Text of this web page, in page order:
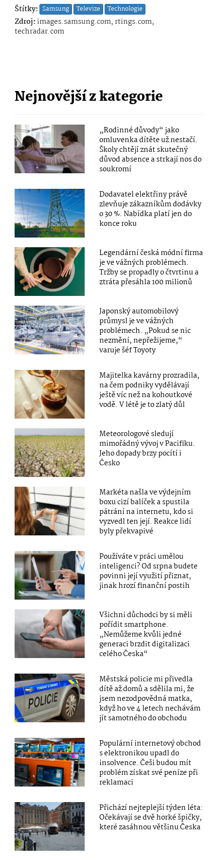
Štítky: Samsung Televize Technologie
Zdroj: images.samsung.com, rtings.com,
techradar.com
Nejnovější z kategorie
„Rodinné důvody“ jako
omluvenka dítěte už nestačí.
Školy chtějí znát skutečný
důvod absence a strkají nos do
soukromí
Dodavatel elektřiny právě
zlevňuje zákazníkům dodávky
o 30 %. Nabídka platí jen do
konce roku
Legendární česká módní firma
je ve vážných problémech.
Tržby se propadly o čtvrtinu a
ztráta přesáhla 100 milionů
Japonský automobilový
průmysl je ve vážných
problémech. „Pokud se nic
nezmění, nepřežijeme,“
varuje šéf Toyoty
Majitelka kavárny prozradila,
na čem podniky vydělávají
ještě víc než na kohoutkové
vodě. V létě je to zlatý důl
Meteorologové sledují
mimořádný vývoj v Pacifiku.
Jeho dopady brzy pocítí i
Česko
Markéta našla ve výdejním
boxu cizí balíček a spustila
pátrání na internetu, kdo si
vyzvedl ten její. Reakce lidí
byly překvapivé
Používáte v práci umělou
inteligenci? Od srpna budete
povinni její využití přiznat,
jinak hrozí finanční postih
Všichni důchodci by si měli
pořídit smartphone.
„Nemůžeme kvůli jedné
generaci brzdit digitalizaci
celého Česka“
Městská policie mi přivedla
dítě až domů a sdělila mi, že
jsem nezodpovědná matka,
když ho ve 4 letech nechávám
jít samotného do obchodu
Populární internetový obchod
s elektronikou upadl do
insolvence. Češi budou mít
problém získat své peníze při
reklamaci
Přichází nejteplejší týden léta:
Očekávají se dvě horké špičky,
které zasáhnou většinu Česka